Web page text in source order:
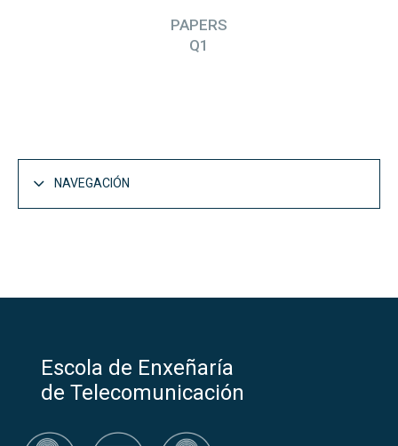
PAPERS
Q1
NAVEGACIÓN
Achegando coñecemento á sociedade
Grupos de investigación
Escola de Enxeñaría
de Telecomunicación